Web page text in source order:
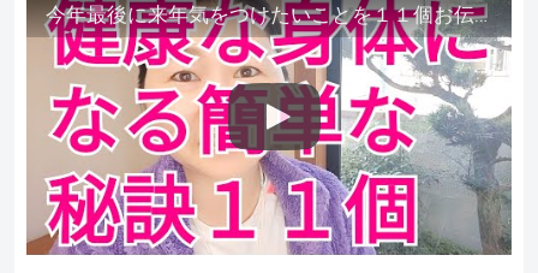
今年最後に来年気をつけたいことを１１個お伝えします。